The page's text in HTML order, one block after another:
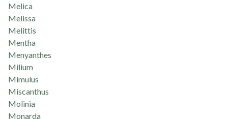
Melica
Melissa
Melittis
Mentha
Menyanthes
Milium
Mimulus
Miscanthus
Molinia
Monarda